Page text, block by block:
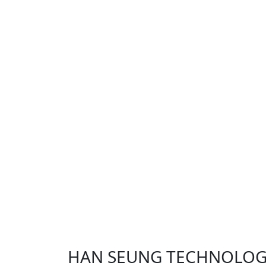
HAN SEUNG